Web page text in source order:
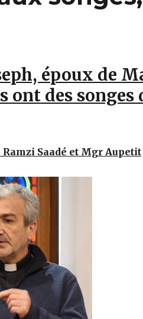
époux de
ont des
Saadé et Mgr Aupetit